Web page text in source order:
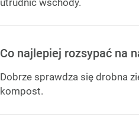
Co najlepiej rozsypać na
Dobrze sprawdza się drobna
kompost.